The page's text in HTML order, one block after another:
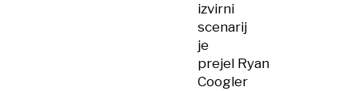
izvirni
scenarij
je
prejel Ryan
Coogler